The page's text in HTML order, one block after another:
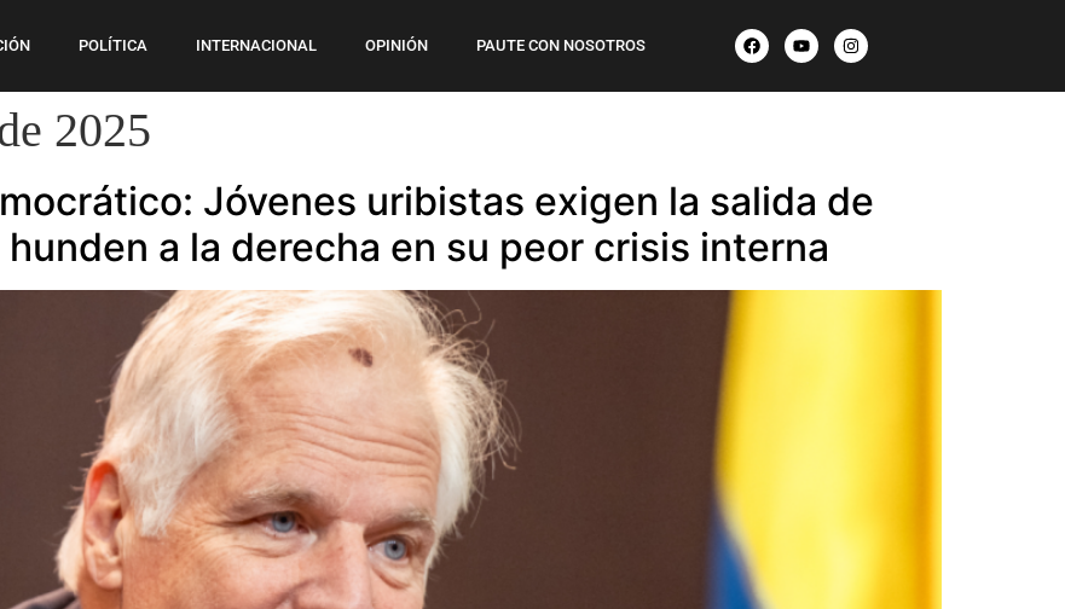
POLÍTICA INTERNACIONAL OPINIÓN PAUTE CON NOSOTROS
2025
Jóvenes uribistas exigen la salida de
a la derecha en su peor crisis interna